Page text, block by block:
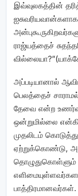
இவ்வுலகத்தின்
ராஜ்யத்தைச்
அப்படியானால்
பெலத்தைச்
தேவை என்ற
ஒன்றுமில்லை
முதலிடம்
ஏற்றுக்கொண்டு,